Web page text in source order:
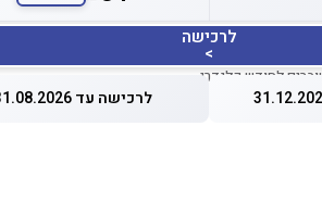
לרכישה
>
לרכישה עד 31.08.2026